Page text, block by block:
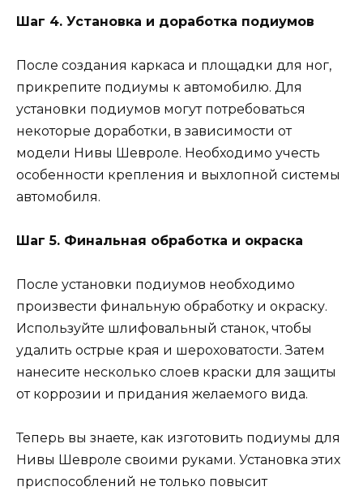
Шаг 4. Установка и доработка подиумов
После создания каркаса и площадки для ног,
прикрепите подиумы к автомобилю. Для
установки подиумов могут потребоваться
некоторые доработки, в зависимости от
модели Нивы Шевроле. Необходимо учесть
особенности крепления и выхлопной системы
автомобиля.
Шаг 5. Финальная обработка и окраска
После установки подиумов необходимо
произвести финальную обработку и окраску.
Используйте шлифовальный станок, чтобы
удалить острые края и шероховатости. Затем
нанесите несколько слоев краски для защиты
от коррозии и придания желаемого вида.
Теперь вы знаете, как изготовить подиумы для
Нивы Шевроле своими руками. Установка этих
приспособлений не только повысит